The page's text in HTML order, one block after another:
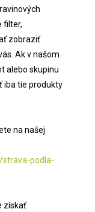
filter,
zobraziť
Ak v našom
alebo skupinu
iba tie produkty
na našej
podla-
získať